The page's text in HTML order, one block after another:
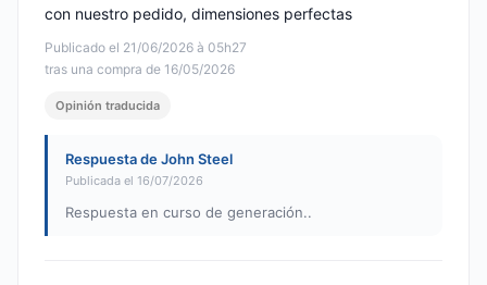
Publicado el 21/06/2026 à 05h27
tras una compra de 16/05/2026
con nuestro pedido, dimensiones perfectas
Opinión traducida
Respuesta de John Steel
Publicada el 16/07/2026
Respuesta en curso de generación..